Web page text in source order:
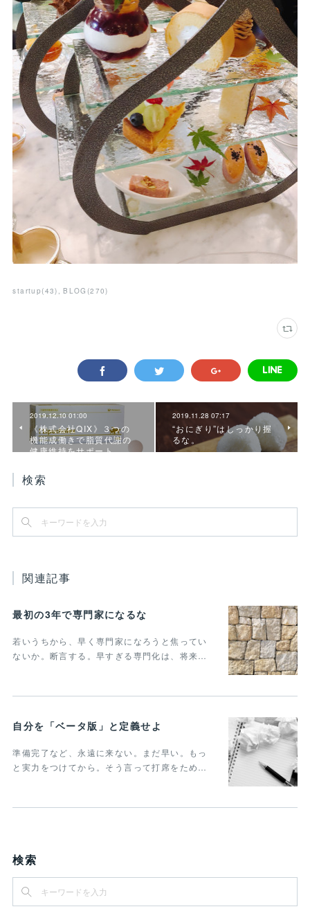
startup (43) BLOG (270)
2019.12.10 01:00
《株式会社QIX》３つの
機能成働きで脂質代謝の
健康維持をサポート。…
2019.11.28 07:17
“おにぎり”はしっかり握
るな。
検索
関連記事
最初の3年で専門家になるな
若いうちから、早く専門家になろうと焦ってい
ないか。断言する。早すぎる専門化は、将来…
自分を「ベータ版」と定義せよ
準備完了など、永遠に来ない。まだ早い。もっ
と実力をつけてから。そう言って打席をため…
検索